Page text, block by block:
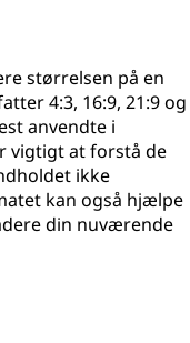
størrelsen på en
4:3, 16:9, 21:9 og
anvendte i
vigtigt at forstå de
ikke
kan også hjælpe
din nuværende